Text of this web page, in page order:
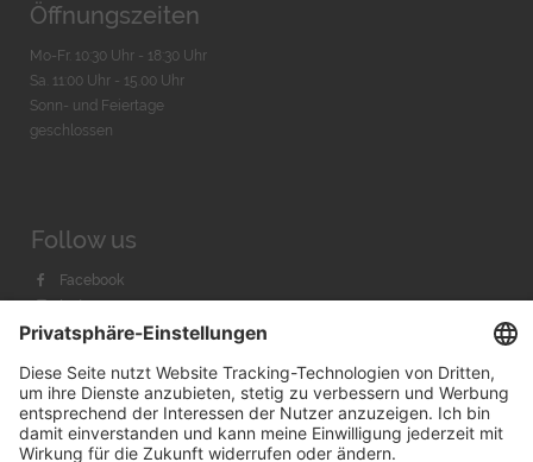
Öffnungszeiten
Mo-Fr. 10:30 Uhr - 18:30 Uhr
Sa. 11:00 Uhr - 15.00 Uhr
Sonn- und Feiertage
geschlossen
Follow us
Facebook
Instagram
Youtube